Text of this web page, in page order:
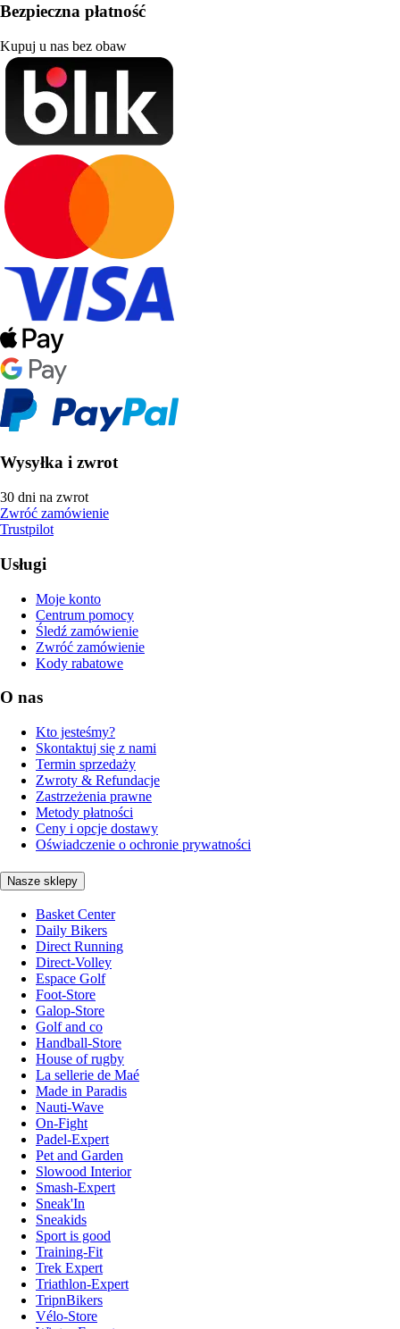
Bezpieczna płatność
Kupuj u nas bez obaw
Wysyłka i zwrot
30 dni na zwrot
Zwróć zamówienie
Trustpilot
Usługi
Moje konto
Centrum pomocy
Śledź zamówienie
Zwróć zamówienie
Kody rabatowe
O nas
Kto jesteśmy?
Skontaktuj się z nami
Termin sprzedaży
Zwroty & Refundacje
Zastrzeżenia prawne
Metody płatności
Ceny i opcje dostawy
Oświadczenie o ochronie prywatności
Nasze sklepy
Basket Center
Daily Bikers
Direct Running
Direct-Volley
Espace Golf
Foot-Store
Galop-Store
Golf and co
Handball-Store
House of rugby
La sellerie de Maé
Made in Paradis
Nauti-Wave
On-Fight
Padel-Expert
Pet and Garden
Slowood Interior
Smash-Expert
Sneak'In
Sneakids
Sport is good
Training-Fit
Trek Expert
Triathlon-Expert
TripnBikers
Vélo-Store